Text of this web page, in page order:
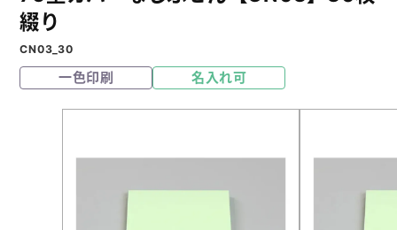
商品一覧
入稿ガイド
スタッフ紹介
お役立ち情報
綴り
CN03_30
一色印刷 名入れ可